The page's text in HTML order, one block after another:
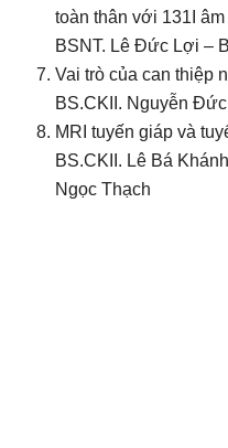
toàn thân với 131I âm
BSNT. Lê Đức Lợi –
Vai trò của can thiệp
BS.CKII. Nguyễn
MRI tuyến giáp và
BS.CKII. Lê Bá
Ngọc Thạch